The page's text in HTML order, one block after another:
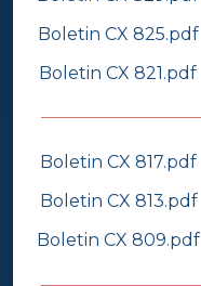
Boletin CX 825.pdf
Boletin CX 821.pdf
Boletin CX 817.pdf
Boletin CX 813.pdf
Boletin CX 809.pdf